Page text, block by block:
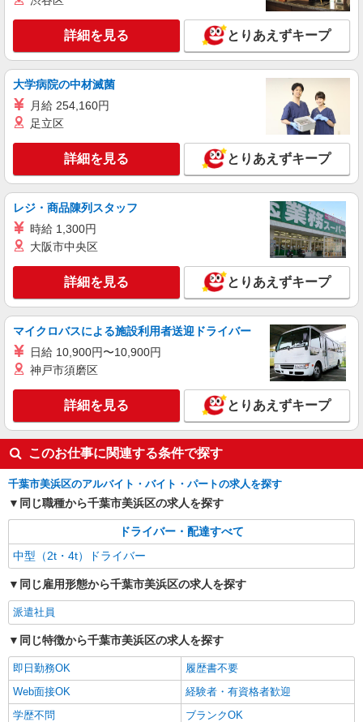
詳細を見る とりあえずキープ
大学病院の中材滅菌
月給 254,160円
足立区
詳細を見る とりあえずキープ
レジ・商品陳列スタッフ
時給 1,300円
大阪市中央区
詳細を見る とりあえずキープ
マイクロバスによる施設利用者送迎ドライバー
日給 10,900円〜10,900円
神戸市須磨区
詳細を見る とりあえずキープ
このお仕事に関連する条件で探す
千葉市美浜区のアルバイト・バイト・パートの求人を探す
同じ職種から千葉市美浜区の求人を探す
ドライバー・配達すべて
中型（2t・4t）ドライバー
同じ雇用形態から千葉市美浜区の求人を探す
派遣社員
同じ特徴から千葉市美浜区の求人を探す
即日勤務OK
履歴書不要
Web面接OK
経験者・有資格者歓迎
学歴不問
ブランクOK